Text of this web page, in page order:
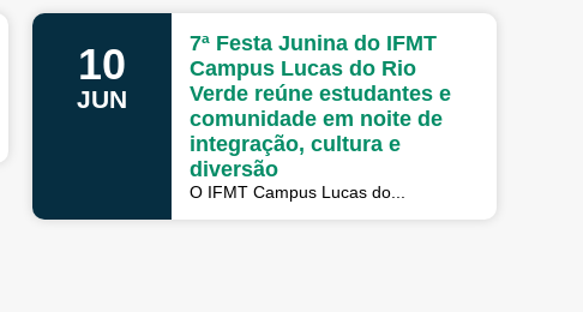
10
JUN
7ª Festa Junina do IFMT
Campus Lucas do Rio
Verde reúne estudantes e
comunidade em noite de
integração, cultura e
diversão
O IFMT Campus Lucas do...